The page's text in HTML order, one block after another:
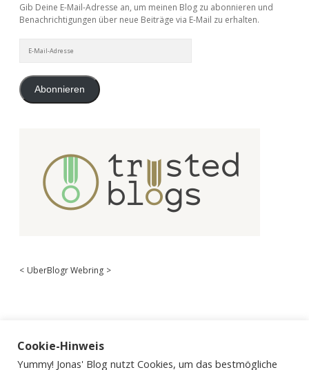
Gib Deine E-Mail-Adresse an, um meinen Blog zu abonnieren und
Benachrichtigungen über neue Beiträge via E-Mail zu erhalten.
Mail-
Abonnieren
< UberBlogr Webring >
Cookie-Hinweis
Yummy! Jonas' Blog nutzt Cookies, um das bestmögliche